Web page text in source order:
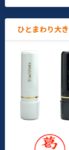
ひとまわり大